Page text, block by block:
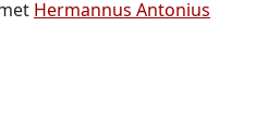
Hermannus Antonius